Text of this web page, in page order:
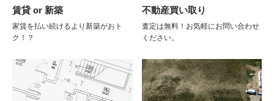
賃貸 or 新築
家賃を払い続けるより新築がおト
ク！？
不動産買い取り
査定は無料！お気軽にお問い合わせ
ください。